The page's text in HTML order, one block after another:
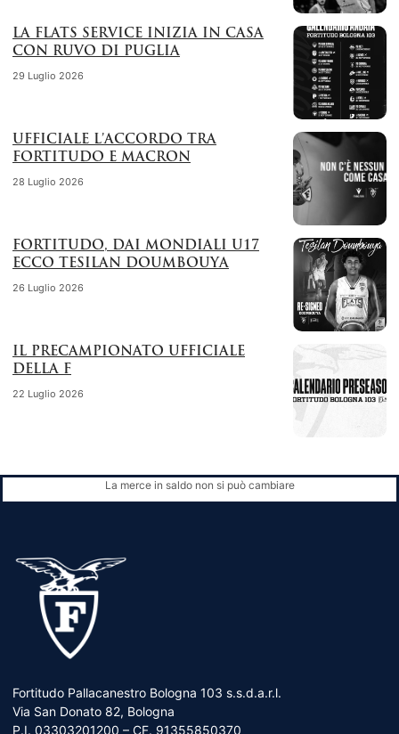
LA FLATS SERVICE INIZIA IN CASA
CON RUVO DI PUGLIA
29 Luglio 2026
UFFICIALE L’ACCORDO TRA
FORTITUDO E MACRON
28 Luglio 2026
FORTITUDO, DAI MONDIALI U17
ECCO TESILAN DOUMBOUYA
26 Luglio 2026
IL PRECAMPIONATO UFFICIALE
DELLA F
22 Luglio 2026
La merce in saldo non si può cambiare
Fortitudo Pallacanestro Bologna 103 s.s.d.a.r.l.
Via San Donato 82, Bologna
P.I. 03303201200 – CF. 91355850370